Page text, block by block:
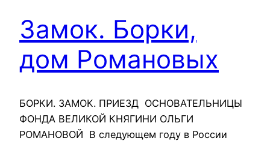
Замок. Борки,
дом Романовых
БОРКИ. ЗАМОК. ПРИЕЗД ОСНОВАТЕЛЬНИЦЫ
ФОНДА ВЕЛИКОЙ КНЯГИНИ ОЛЬГИ
РОМАНОВОЙ В следующем году в России